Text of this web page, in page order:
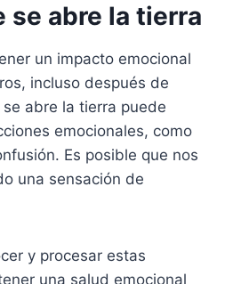
se abre la tierra
un impacto emocional
incluso después de
abre la tierra puede
emocionales, como
Es posible que nos
una sensación de
y procesar estas
una salud emocional